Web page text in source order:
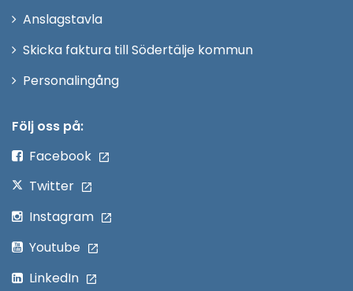
fönster
Anslagstavla
Skicka faktura till Södertälje kommun
PersonalingångÖppna
Följ oss på:
Facebook
Twitter
Instagram
Youtube
LinkedIn